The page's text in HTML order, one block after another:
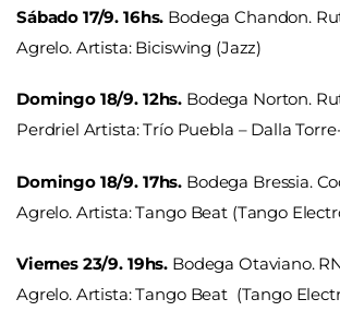
Sábado 17/9. 16hs. Bodega Chandon.
Agrelo. Artista: Biciswing (Jazz)
Domingo 18/9. 12hs. Bodega Norton.
Perdriel Artista: Trío Puebla – Dalla
Domingo 18/9. 17hs. Bodega Bressia.
Agrelo. Artista: Tango Beat (Tango
Viernes 23/9. 19hs. Bodega Otaviano.
Agrelo. Artista: Tango Beat (Tango